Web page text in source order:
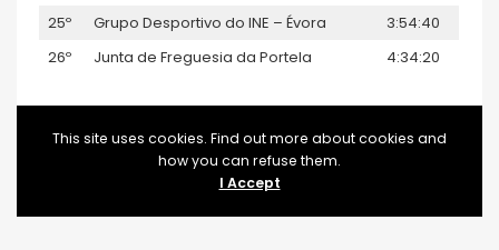
25º
Grupo Desportivo do INE – Évora
3:54:40
26º
Junta de Freguesia da Portela 4:34:20
This site uses cookies. Find out more about cookies and
how you can refuse them.
I Accept